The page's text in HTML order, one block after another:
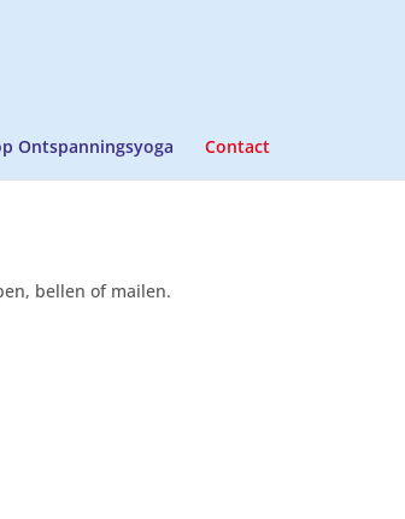
Ontspanningsyoga Contact
bellen of mailen.